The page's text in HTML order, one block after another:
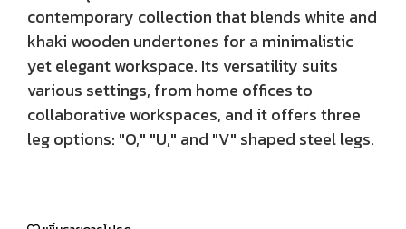
contemporary collection that blends white and
khaki wooden undertones for a minimalistic
yet elegant workspace. Its versatility suits
various settings, from home offices to
collaborative workspaces, and it offers three
leg options: "O," "U," and "V" shaped steel legs.